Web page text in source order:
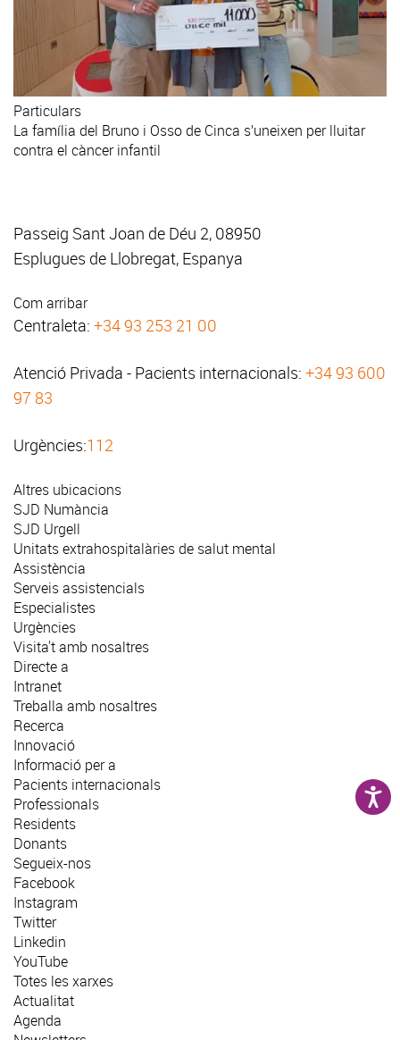
Particulars
La família del Bruno i Osso de Cinca s’uneixen per lluitar
contra el càncer infantil
Passeig Sant Joan de Déu 2, 08950
Esplugues de Llobregat, Espanya
Com arribar
Centraleta: +34 93 253 21 00
Atenció Privada - Pacients internacionals: +34 93 600
97 83
Urgències:112
Altres ubicacions
SJD Numància
SJD Urgell
Unitats extrahospitalàries de salut mental
Assistència
Serveis assistencials
Especialistes
Urgències
Visita't amb nosaltres
Directe a
Intranet
Treballa amb nosaltres
Recerca
Innovació
Informació per a
Pacients internacionals
Professionals
Residents
Donants
Segueix-nos
Facebook
Instagram
Twitter
Linkedin
YouTube
Totes les xarxes
Actualitat
Agenda